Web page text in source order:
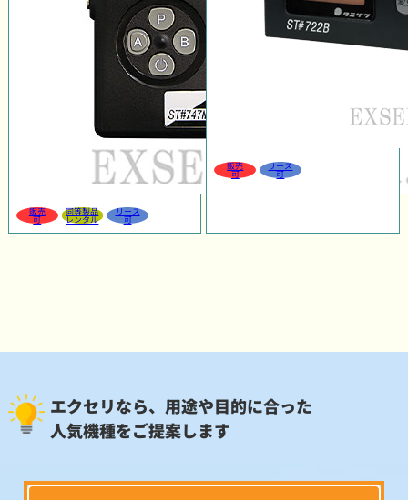
販売
可
同等製品
レンタル
リース
可
販売
可
リース
可
エクセリなら、用途や目的に合った
人気機種をご提案します